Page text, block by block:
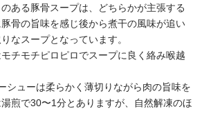
ある豚骨スープは、どちらかが主張する
骨の旨味を感じ後から煮干の風味が追い
なスープとなっています。
チモチピロピロでスープに良く絡み喉越
シューは柔らかく薄切りながら肉の旨味を
煎で30〜1分とありますが、自然解凍のほ